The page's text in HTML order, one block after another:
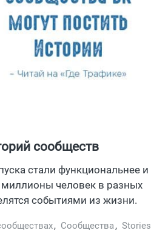
сообществ
стали функциональнее и
человек в разных
событиями из жизни.
, Сообщества, Stories